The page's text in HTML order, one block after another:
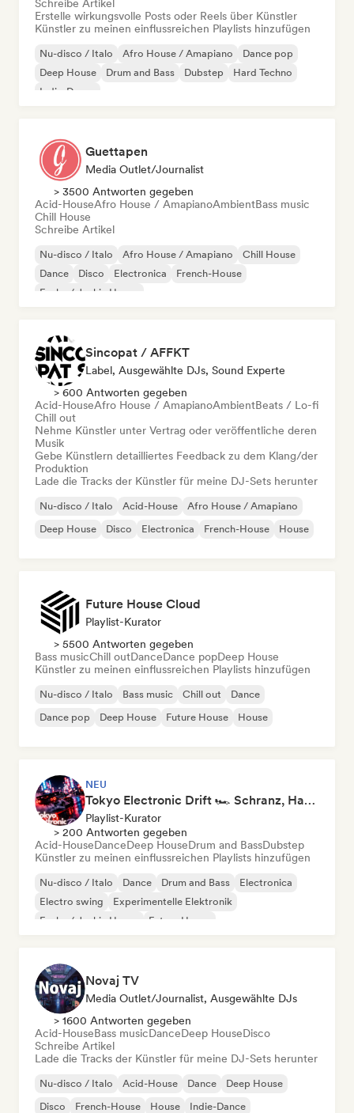
Schreibe Artikel
Erstelle wirkungsvolle Posts oder Reels über Künstler
Künstler zu meinen einflussreichen Playlists hinzufügen
Nu-disco / Italo Afro House / Amapiano
Dance pop
Deep House
Drum and Bass Dubstep
Hard Techno
Indie-Dance
Guettapen
Media Outlet/Journalist
> 3500 Antworten gegeben
Acid-HouseAfro House / AmapianoAmbientBass music
Chill House
Schreibe Artikel
Nu-disco / Italo Afro House / Amapiano
Chill House
Dance
Disco Electronica
French-House
Funky / Jackin House
Sincopat / AFFKT
Label, Ausgewählte DJs, Sound Experte
> 600 Antworten gegeben
Acid-HouseAfro House / AmapianoAmbientBeats / Lo-fi
Chill out
Nehme Künstler unter Vertrag oder veröffentliche deren
Musik
Gebe Künstlern detailliertes Feedback zu dem Klang/der
Produktion
Lade die Tracks der Künstler für meine DJ-Sets herunter
Nu-disco / Italo Acid-House
Afro House / Amapiano
Deep House
Disco Electronica French-House House
Future House Cloud
Playlist-Kurator
> 5500 Antworten gegeben
Bass musicChill outDanceDance popDeep House
Künstler zu meinen einflussreichen Playlists hinzufügen
Nu-disco / Italo Bass music Chill out
Dance
Dance pop
Deep House Future House House
NEU
Tokyo Electronic Drift 🏎️ Schranz, Hard Techno & Anime EDM
Playlist-Kurator
> 200 Antworten gegeben
Acid-HouseDanceDeep HouseDrum and BassDubstep
Künstler zu meinen einflussreichen Playlists hinzufügen
Nu-disco / Italo Dance Drum and Bass
Electronica
Electro swing
Experimentelle Elektronik
Funky / Jackin House
Future House
Novaj TV
Media Outlet/Journalist, Ausgewählte DJs
> 1600 Antworten gegeben
Acid-HouseBass musicDanceDeep HouseDisco
Schreibe Artikel
Lade die Tracks der Künstler für meine DJ-Sets herunter
Nu-disco / Italo Acid-House Dance
Deep House
Disco
French-House House Indie-Dance